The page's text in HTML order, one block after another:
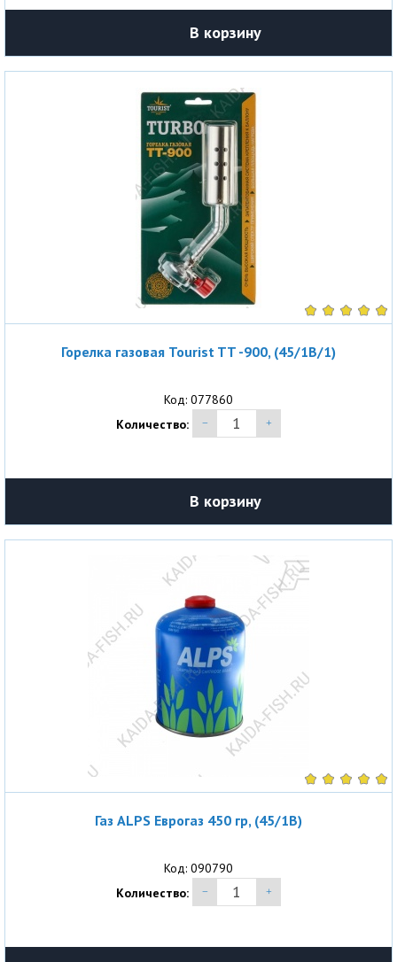
В корзину
Горелка газовая Tourist TT -900, (45/1B/1)
Код: 077860
Количество:
В корзину
Газ ALPS Еврогаз 450 гр, (45/1B)
Код: 090790
Количество: